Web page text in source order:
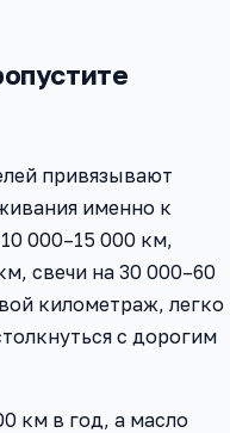
привязывают
именно к
000–15 000 км,
свечи на 30 000–60
километраж, легко
с дорогим
км в год, а масло